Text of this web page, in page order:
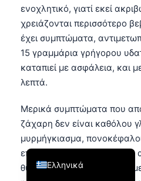
ενοχλητικό, γιατί εκεί
χρειάζονται περισσότερο
έχει συμπτώματα,
15 γραμμάρια γρήγορου
καταπιεί με ασφάλεια, και
λεπτά.
Μερικά συμπτώματα που
ζάχαρη δεν είναι καθόλου
μυρμήγκιασμα,
επίσης να παραπέμπουν σε
θυρεοειδούς, προβλήματα
Ελληνικά
English
Deutsch
العربية
Français
עִבְרִית
Italiano
Español
Português